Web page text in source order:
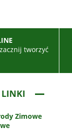
tworzyć
LINKI
Zimowe